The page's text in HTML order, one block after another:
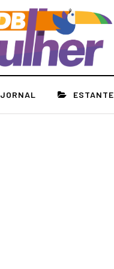
JORNAL ESTANTE